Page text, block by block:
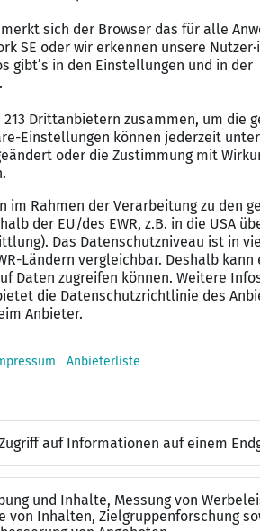
Verträgen im
Stellungnahmen zu komplexen
vor staatlichen Gerichten und
Verhandlungen
in deren operativem
und Ableitung von
der
und sicherer Umgang mit
in Wort und Schrift sowie
und MS-Office-